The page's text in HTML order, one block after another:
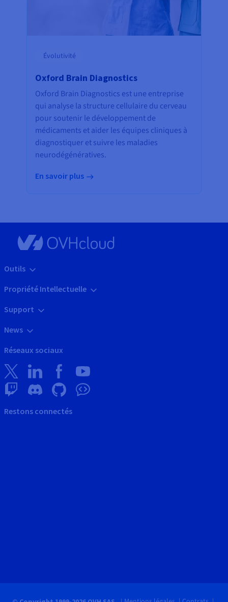
Évolutivité
Oxford Brain Diagnostics
Oxford Brain Diagnostics est une entreprise
qui analyse la structure cellulaire du cerveau
pour soutenir le développement de
médicaments et aider les équipes cliniques à
diagnostiquer et suivre les maladies
neurodégénératives.
En savoir plus
Outils
Propriété Intellectuelle
Support
News
Réseaux sociaux
Restons connectés